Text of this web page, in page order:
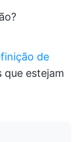
de
estejam